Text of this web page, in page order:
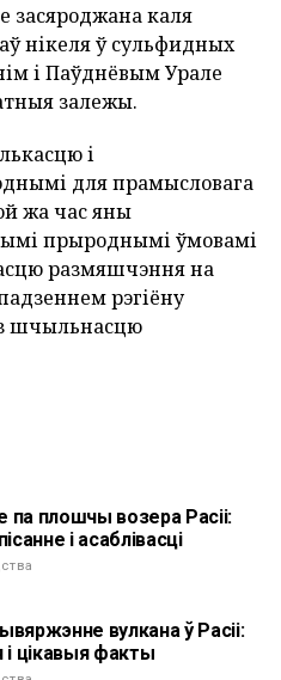
засяроджана каля
нікеля ў сульфидных
і Паўднёвым Урале
залежы.
і
для прамысловага
жа час яны
прыроднымі ўмовамі
размяшчэння на
рэгіёну
шчыльнасцю
па плошчы возера Расіі:
і асаблівасці
вулкана ў Расіі:
і цікавыя факты